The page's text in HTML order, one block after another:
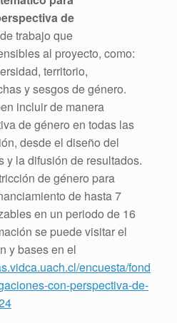
de
trabajo que
al proyecto, como:
territorio,
y sesgos de género.
incluir de manera
de género en todas las
desde el diseño del
y la difusión de resultados.
de género para
de hasta 7
en un periodo de 16
se puede visitar el
y bases en el
encuesta/fond
con-perspectiva-de-